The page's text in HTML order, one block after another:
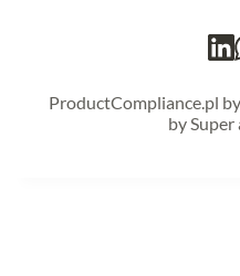
ProductCompliance.pl
by